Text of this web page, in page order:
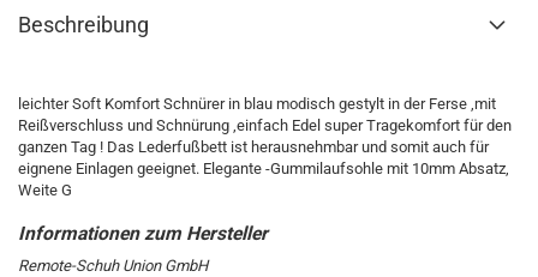
Beschreibung
leichter Soft Komfort Schnürer in blau modisch gestylt in der Ferse ,mit
Reißverschluss und Schnürung ,einfach Edel super Tragekomfort für den
ganzen Tag ! Das Lederfußbett ist herausnehmbar und somit auch für
eignene Einlagen geeignet. Elegante -Gummilaufsohle mit 10mm Absatz,
Weite G
Remote-Schuh Union GmbH